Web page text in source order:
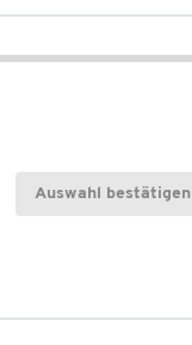
Auswahl bestätigen